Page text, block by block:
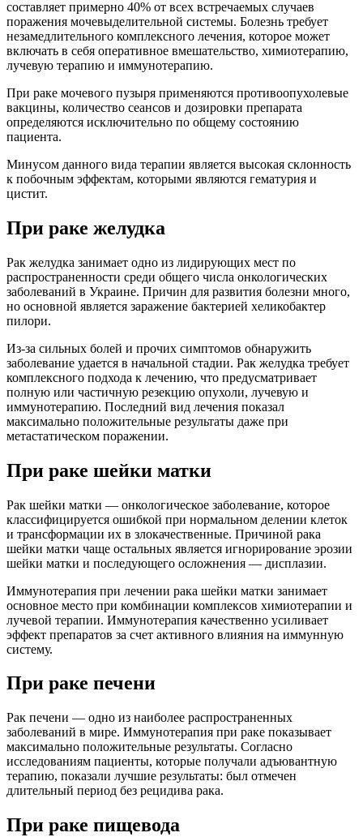
составляет примерно 40% от всех встречаемых случаев
поражения мочевыделительной системы. Болезнь требует
незамедлительного комплексного лечения, которое может
включать в себя оперативное вмешательство, химиотерапию,
лучевую терапию и иммунотерапию.
При раке мочевого пузыря применяются противоопухолевые
вакцины, количество сеансов и дозировки препарата
определяются исключительно по общему состоянию
пациента.
Минусом данного вида терапии является высокая склонность
к побочным эффектам, которыми являются гематурия и
цистит.
При раке желудка
Рак желудка занимает одно из лидирующих мест по
распространенности среди общего числа онкологических
заболеваний в Украине. Причин для развития болезни много,
но основной является заражение бактерией хеликобактер
пилори.
Из-за сильных болей и прочих симптомов обнаружить
заболевание удается в начальной стадии. Рак желудка требует
комплексного подхода к лечению, что предусматривает
полную или частичную резекцию опухоли, лучевую и
иммунотерапию. Последний вид лечения показал
максимально положительные результаты даже при
метастатическом поражении.
При раке шейки матки
Рак шейки матки — онкологическое заболевание, которое
классифицируется ошибкой при нормальном делении клеток
и трансформации их в злокачественные. Причиной рака
шейки матки чаще остальных является игнорирование эрозии
шейки матки и последующего осложнения — дисплазии.
Иммунотерапия при лечении рака шейки матки занимает
основное место при комбинации комплексов химиотерапии и
лучевой терапии. Иммунотерапия качественно усиливает
эффект препаратов за счет активного влияния на иммунную
систему.
При раке печени
Рак печени — одно из наиболее распространенных
заболеваний в мире. Иммунотерапия при раке показывает
максимально положительные результаты. Согласно
исследованиям пациенты, которые получали адъювантную
терапию, показали лучшие результаты: был отмечен
длительный период без рецидива рака.
При раке пищевода